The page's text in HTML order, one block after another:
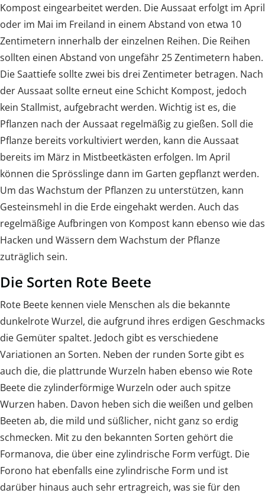
Kompost eingearbeitet werden. Die Aussaat erfolgt im April
oder im Mai im Freiland in einem Abstand von etwa 10
Zentimetern innerhalb der einzelnen Reihen. Die Reihen
sollten einen Abstand von ungefähr 25 Zentimetern haben.
Die Saattiefe sollte zwei bis drei Zentimeter betragen. Nach
der Aussaat sollte erneut eine Schicht Kompost, jedoch
kein Stallmist, aufgebracht werden. Wichtig ist es, die
Pflanzen nach der Aussaat regelmäßig zu gießen. Soll die
Pflanze bereits vorkultiviert werden, kann die Aussaat
bereits im März in Mistbeetkästen erfolgen. Im April
können die Sprösslinge dann im Garten gepflanzt werden.
Um das Wachstum der Pflanzen zu unterstützen, kann
Gesteinsmehl in die Erde eingehakt werden. Auch das
regelmäßige Aufbringen von Kompost kann ebenso wie das
Hacken und Wässern dem Wachstum der Pflanze
zuträglich sein.
Die Sorten Rote Beete
Rote Beete kennen viele Menschen als die bekannte
dunkelrote Wurzel, die aufgrund ihres erdigen Geschmacks
die Gemüter spaltet. Jedoch gibt es verschiedene
Variationen an Sorten. Neben der runden Sorte gibt es
auch die, die plattrunde Wurzeln haben ebenso wie Rote
Beete die zylinderförmige Wurzeln oder auch spitze
Wurzen haben. Davon heben sich die weißen und gelben
Beeten ab, die mild und süßlicher, nicht ganz so erdig
schmecken. Mit zu den bekannten Sorten gehört die
Formanova, die über eine zylindrische Form verfügt. Die
Forono hat ebenfalls eine zylindrische Form und ist
darüber hinaus auch sehr ertragreich, was sie für den